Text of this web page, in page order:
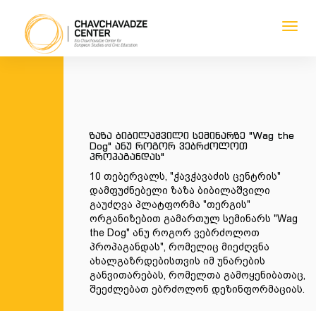
ზაზა ბიბილაშვილი სემინარზე "Wag the
Dog" ანუ როგორ ვებრძოლოთ
პროპაგანდას"
10 თებერვალს, "ჭავჭავაძის ცენტრის"
დამფუძნებელი ზაზა ბიბილაშვილი
გაუძღვა პლატფორმა "თერგის"
ორგანიზებით გამართულ სემინარს "Wag
the Dog" ანუ როგორ ვებრძოლოთ
პროპაგანდას", რომელიც მიეძღვნა
ახალგაზრდებისთვის იმ უნარების
განვითარებას, რომელთა გამოყენიბათაც,
შეეძლებათ ებრძოლონ დეზინფორმაციას.